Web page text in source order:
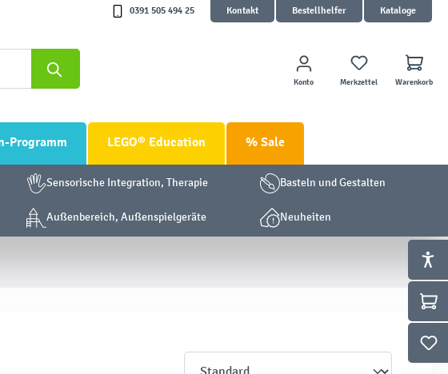
0391 505 494 25 Kontakt Bestellhelfer Kataloge
Konto Merkzettel Warenkorb
Programm LEGO® Education % Sale
Sensorische Integration, Therapie Basteln und Gestalten
Außenbereich, Außenspielgeräte Neuheiten